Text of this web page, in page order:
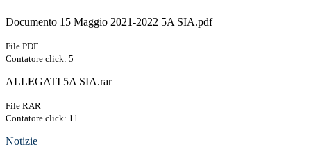
Documento 15 Maggio 2021-2022 5A SIA.pdf
File PDF
Contatore click: 5
ALLEGATI 5A SIA.rar
File RAR
Contatore click: 11
Notizie